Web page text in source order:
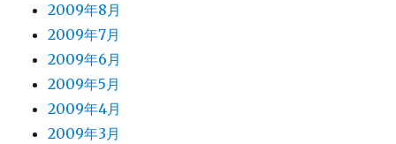
2009年8月
2009年7月
2009年6月
2009年5月
2009年4月
2009年3月